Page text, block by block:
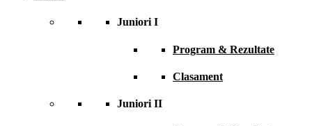
Juniori I
Program & Rezultate
Clasament
Juniori II